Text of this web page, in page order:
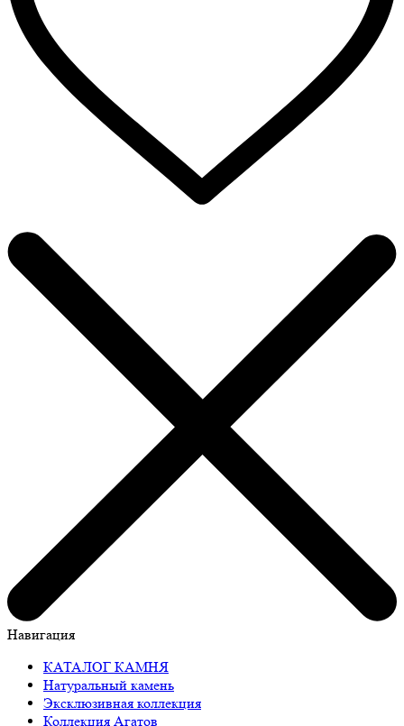
Навигация
КАТАЛОГ КАМНЯ
Натуральный камень
Эксклюзивная коллекция
Коллекция Агатов